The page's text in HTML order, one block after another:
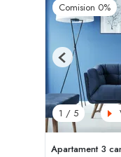
Comision 0%
1 / 5
Previous
Apartament 3